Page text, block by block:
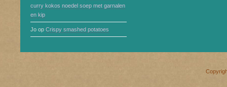
curry kokos noedel soep met garnalen
en kip
Jo op Crispy smashed potatoes